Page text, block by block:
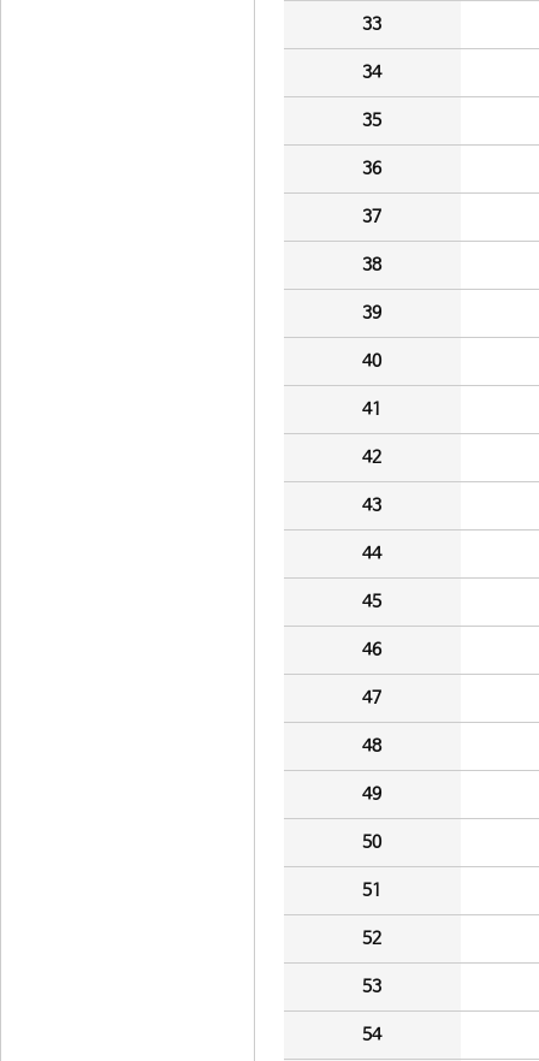
33
34
35
36
37
38
39
40
41
42
43
44
45
46
47
48
49
50
51
52
53
54